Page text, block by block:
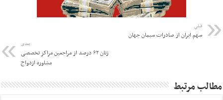
قبلی
سهم ایران از صادرات سیمان جهان
بعدی
زنان ۶۲ درصد از مراجعین مراکز تخصصی
مشاوره ازدواج
مطالب مرتبط